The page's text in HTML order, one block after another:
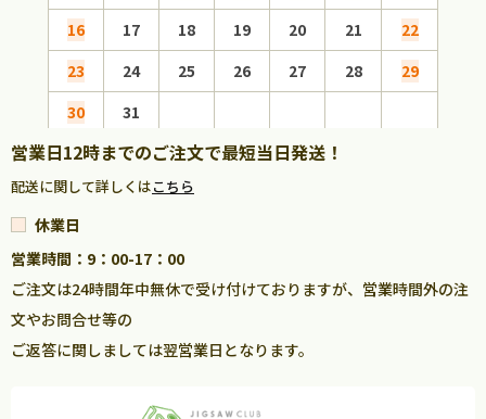
16
17 18 19 20 21
22
23
24 25 26 27 28
29
30
31
営業日12時までのご注文で最短当日発送！
配送に関して詳しくはこちら
休業日
営業時間：9：00-17：00
ご注文は24時間年中無休で受け付けておりますが、営業時間外の注
文やお問合せ等の
ご返答に関しましては翌営業日となります。